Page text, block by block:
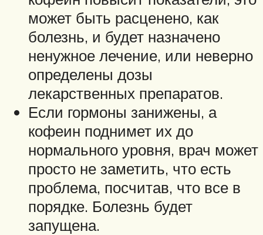
может быть расценено, как
болезнь, и будет назначено
ненужное лечение, или неверно
определены дозы
лекарственных препаратов.
Если гормоны занижены, а
кофеин поднимет их до
нормального уровня, врач может
просто не заметить, что есть
проблема, посчитав, что все в
порядке. Болезнь будет
запущена.